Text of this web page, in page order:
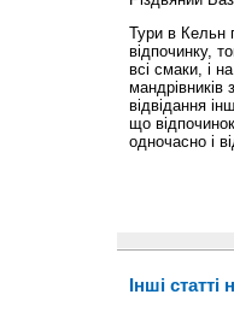
Тури в Кельн
відпочинку,
всі смаки, і
мандрівників
відвідання
що
одночасно і
Інші статті